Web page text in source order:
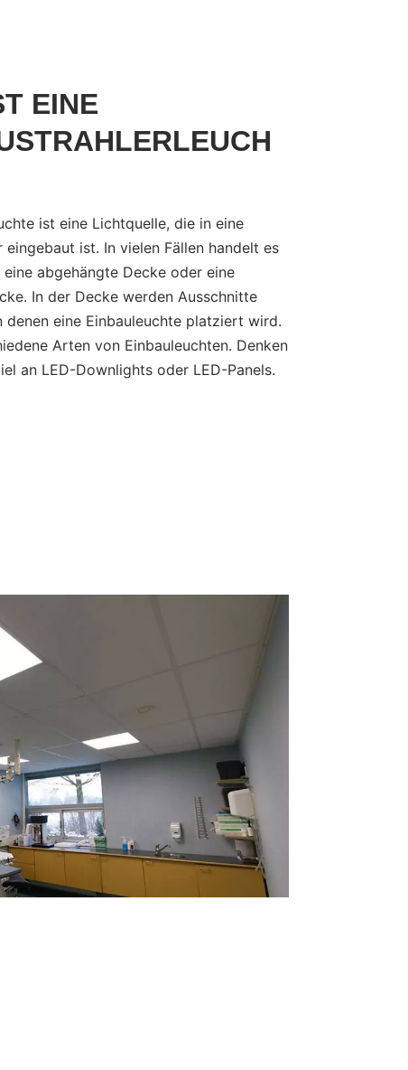
EINE
ist eine Lichtquelle, die in eine
eingebaut ist. In vielen Fällen handelt es
abgehängte Decke oder eine
In der Decke werden Ausschnitte
denen eine Einbauleuchte platziert wird.
Arten von Einbauleuchten. Denken
an LED-Downlights oder LED-Panels.